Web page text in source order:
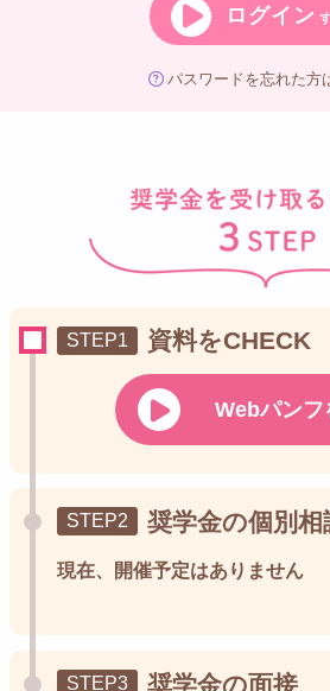
ログイン
パスワードを忘れた方
資料をCHECK
Webパンフ
奨学金の個別相
現在、開催予定はありません
奨学金の面接